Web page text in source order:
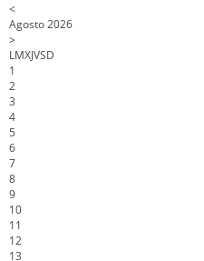
<
Agosto 2026
>
LMXJVSD
1
2
3
4
5
6
7
8
9
10
11
12
13